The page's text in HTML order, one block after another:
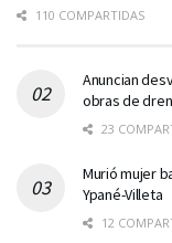
110 COMPARTIDAS
Anuncian
obras de
23
Murió mujer
Ypané-Villeta
12